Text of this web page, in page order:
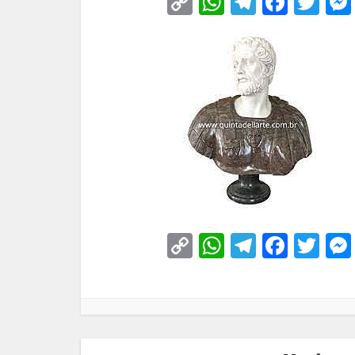
CopyWhatsApp